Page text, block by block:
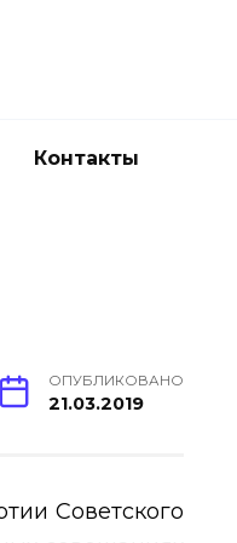
Контакты
ОПУБЛИКОВАНО
21.03.2019
Советского